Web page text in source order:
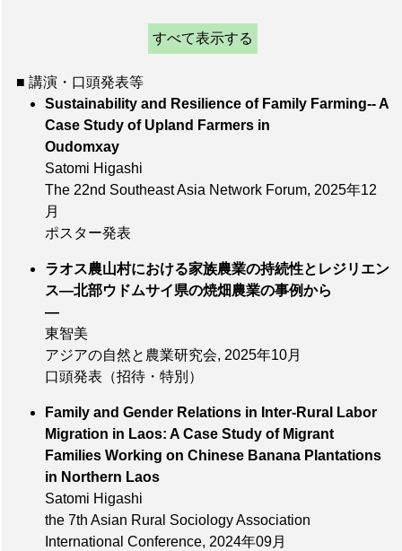
すべて表示する
■ 講演・口頭発表等
Sustainability and Resilience of Family Farming-- A
Case Study of Upland Farmers in
Oudomxay
Satomi Higashi
The 22nd Southeast Asia Network Forum, 2025年12
月
ポスター発表
ラオス農山村における家族農業の持続性とレジリエン
ス―北部ウドムサイ県の焼畑農業の事例から
―
東智美
アジアの自然と農業研究会, 2025年10月
口頭発表（招待・特別）
Family and Gender Relations in Inter-Rural Labor
Migration in Laos: A Case Study of Migrant
Families Working on Chinese Banana Plantations
in Northern Laos
Satomi Higashi
the 7th Asian Rural Sociology Association
International Conference, 2024年09月